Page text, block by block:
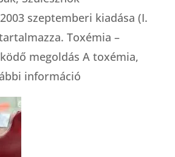
szeptemberi kiadása (I.
Toxémia –
megoldás A toxémia,
információ: